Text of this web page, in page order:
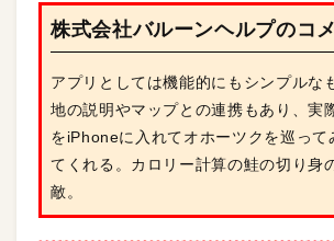
株式会社バルーンヘルプのコ
アプリとしては機能的にもシンプルな
地の説明やマップとの連携もあり、実
をiPhoneに入れてオホーツクを巡って
てくれる。カロリー計算の鮭の切り身
敵。